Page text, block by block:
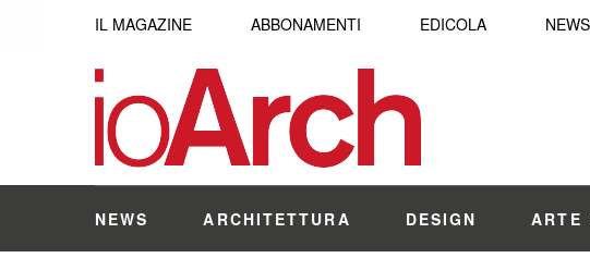
IL MAGAZINE ABBONAMENTI EDICOLA
NEWS ARCHITETTURA DESIGN ARTE